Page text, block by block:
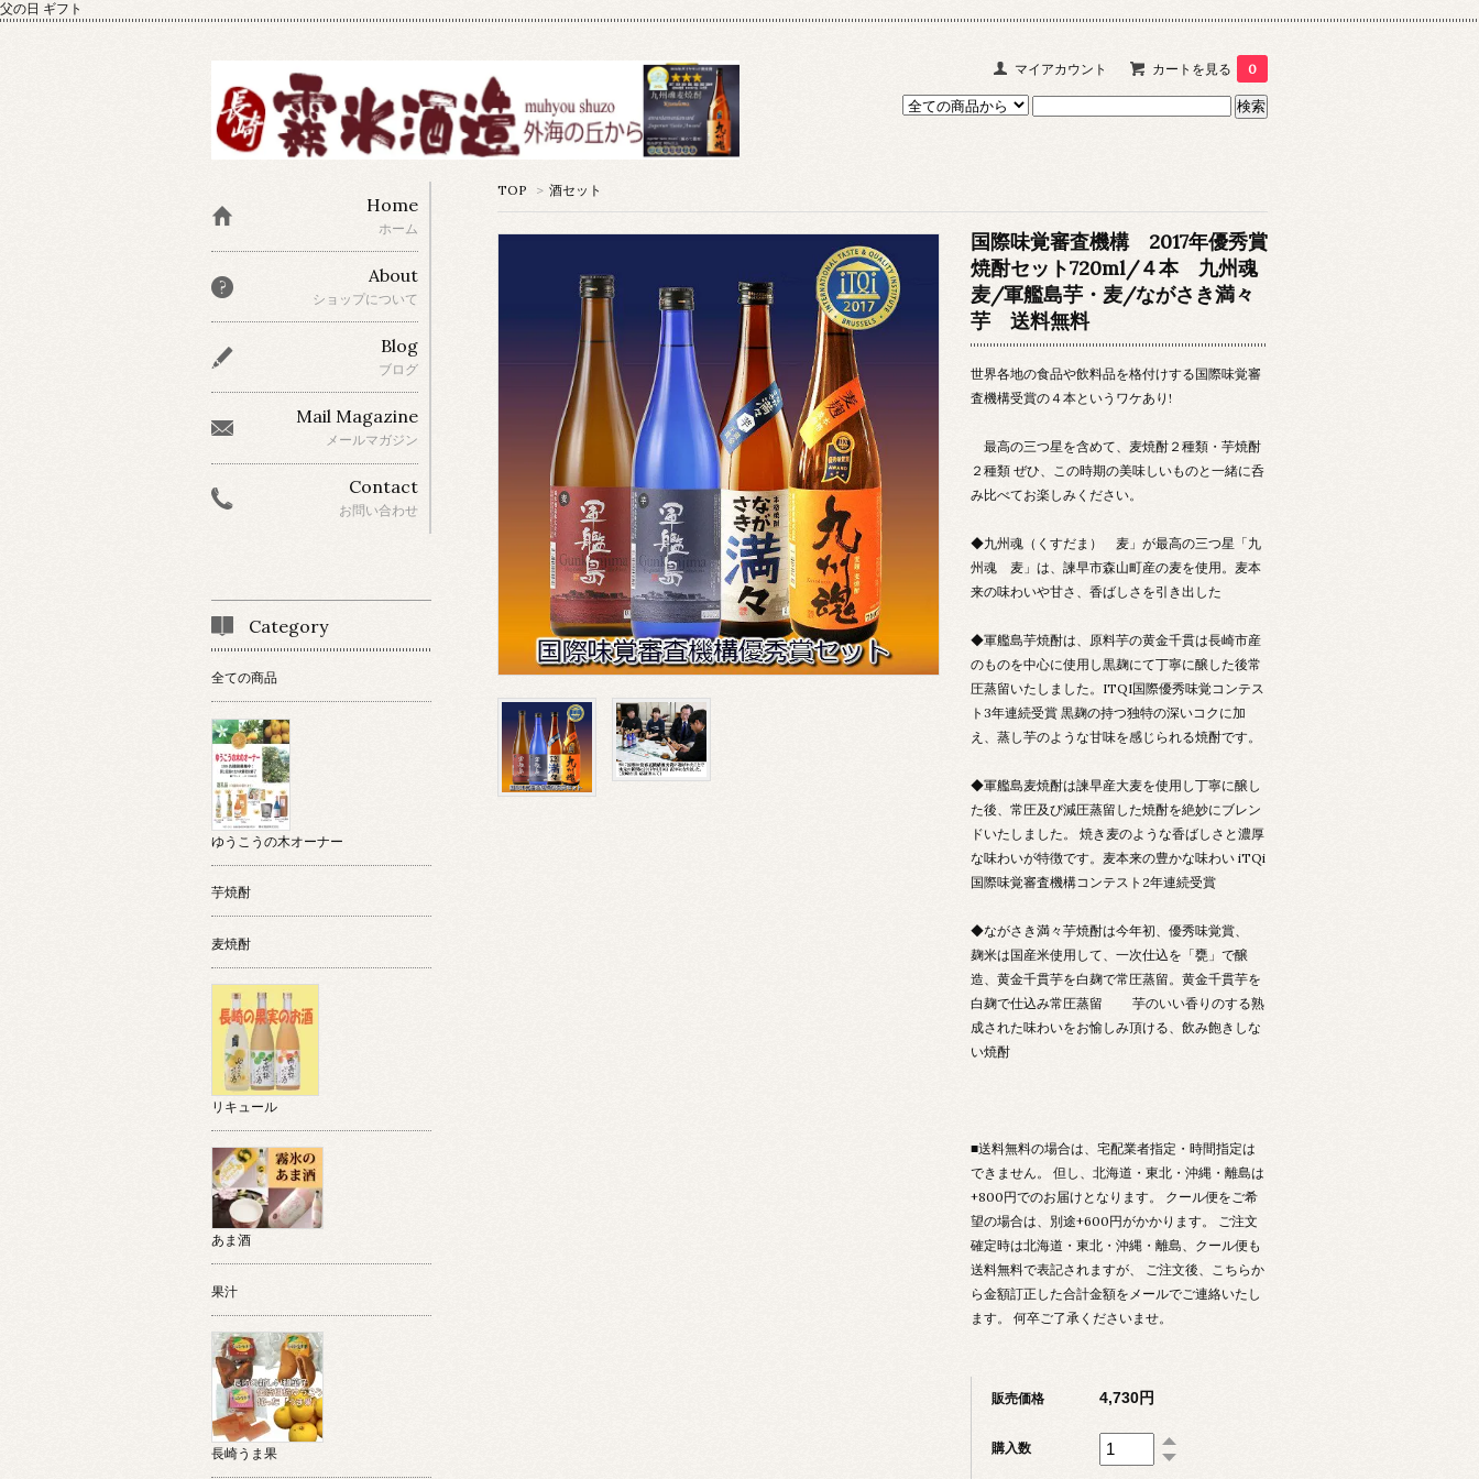
父の日 ギフト
マイアカウント カートを見る 0
TOP > 酒セット
国際味覚審査機構 2017年優秀賞
焼酎セット720ml/４本 九州魂
麦/軍艦島芋・麦/ながさき満々
芋 送料無料
世界各地の食品や飲料品を格付けする国際味覚審
査機構受賞の４本というワケあり!
最高の三つ星を含めて、麦焼酎２種類・芋焼酎
２種類 ぜひ、この時期の美味しいものと一緒に呑
み比べてお楽しみください。
◆九州魂（くすだま） 麦」が最高の三つ星「九
州魂 麦」は、諫早市森山町産の麦を使用。麦本
来の味わいや甘さ、香ばしさを引き出した
◆軍艦島芋焼酎は、原料芋の黄金千貫は長崎市産
のものを中心に使用し黒麹にて丁寧に醸した後常
圧蒸留いたしました。ITQI国際優秀味覚コンテス
ト3年連続受賞 黒麹の持つ独特の深いコクに加
え、蒸し芋のような甘味を感じられる焼酎です。
◆軍艦島麦焼酎は諫早産大麦を使用し丁寧に醸し
た後、常圧及び減圧蒸留した焼酎を絶妙にブレン
ドいたしました。 焼き麦のような香ばしさと濃厚
な味わいが特徴です。麦本来の豊かな味わい iTQi
国際味覚審査機構コンテスト2年連続受賞
◆ながさき満々芋焼酎は今年初、優秀味覚賞、
麹米は国産米使用して、一次仕込を「甕」で醸
造、黄金千貫芋を白麹で常圧蒸留。黄金千貫芋を
白麹で仕込み常圧蒸留 芋のいい香りのする熟
成された味わいをお愉しみ頂ける、飲み飽きしな
い焼酎
■送料無料の場合は、宅配業者指定・時間指定は
できません。 但し、北海道・東北・沖縄・離島は
+800円でのお届けとなります。 クール便をご希
望の場合は、別途+600円がかかります。 ご注文
確定時は北海道・東北・沖縄・離島、クール便も
送料無料で表記されますが、 ご注文後、こちらか
ら金額訂正した合計金額をメールでご連絡いたし
ます。 何卒ご了承くださいませ。
販売価格 4,730円
購入数
Home
ホーム
About
ショップについて
Blog
ブログ
Mail Magazine
メールマガジン
Contact
お問い合わせ
Category
全ての商品
ゆうこうの木オーナー
芋焼酎
麦焼酎
リキュール
あま酒
果汁
長崎うま果